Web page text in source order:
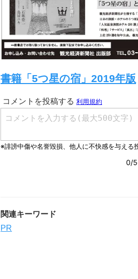
書籍「5つ星の宿」2019年版
関連キーワード
PR